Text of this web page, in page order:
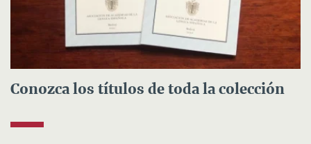
Conozca los títulos de toda la colección